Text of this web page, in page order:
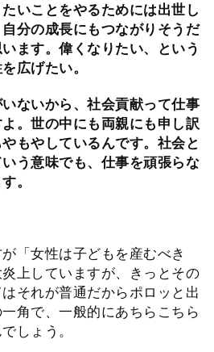
いことをやるためには出世し
分の成長にもつながりそうだ
ます。偉くなりたい、という
広げたい。
ないから、社会貢献って仕事
。世の中にも両親にも申し訳
もやしているんです。社会と
う意味でも、仕事を頑張らな
。
「女性は子どもを産むべき
上していますが、きっとその
それが普通だからポロッと出
角で、一般的にあちらこちら
しょう。